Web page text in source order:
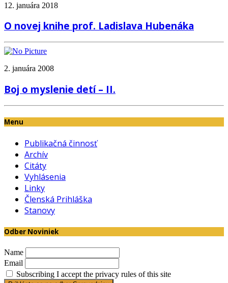
12. januára 2018
O novej knihe prof. Ladislava Hubenáka
2. januára 2008
Boj o myslenie detí – II.
Menu
Publikačná činnosť
Archív
Citáty
Vyhlásenia
Linky
Členská Prihláška
Stanovy
Odber Noviniek
Name
Email
Subscribing I accept the privacy rules of this site